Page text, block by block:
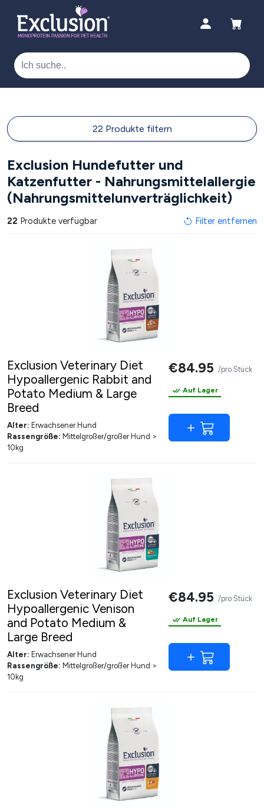
22 Produkte filtern
Exclusion Hundefutter und
Katzenfutter - Nahrungsmittelallergie
(Nahrungsmittelunverträglichkeit)
22 Produkte verfügbar Filter entfernen
Exclusion Veterinary Diet
Hypoallergenic Rabbit and
Potato Medium & Large
Breed
Alter: Erwachsener Hund
Rassengröße: Mittelgroßer/großer Hund >
10kg
€84.95 /pro Stück
Auf Lager
Exclusion Veterinary Diet
Hypoallergenic Venison
and Potato Medium &
Large Breed
Alter: Erwachsener Hund
Rassengröße: Mittelgroßer/großer Hund >
10kg
€84.95 /pro Stück
Auf Lager